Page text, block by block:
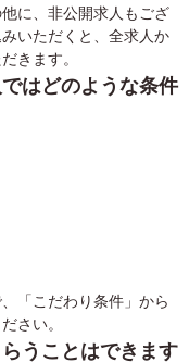
に、非公開求人もござ
いただくと、全求人か
きます。
はどのような条件
「こだわり条件」から
さい。
うことはできます